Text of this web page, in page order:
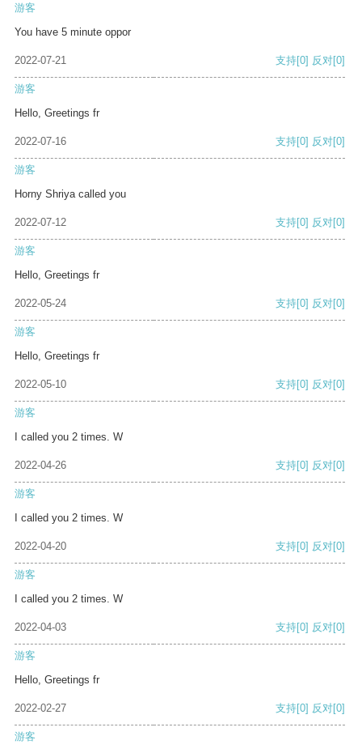
游客
You have 5 minute oppor
2022-07-21 支持[0] 反对[0]
游客
Hello, Greetings fr
2022-07-16 支持[0] 反对[0]
游客
Horny Shriya called you
2022-07-12 支持[0] 反对[0]
游客
Hello, Greetings fr
2022-05-24 支持[0] 反对[0]
游客
Hello, Greetings fr
2022-05-10 支持[0] 反对[0]
游客
I called you 2 times. W
2022-04-26 支持[0] 反对[0]
游客
I called you 2 times. W
2022-04-20 支持[0] 反对[0]
游客
I called you 2 times. W
2022-04-03 支持[0] 反对[0]
游客
Hello, Greetings fr
2022-02-27 支持[0] 反对[0]
游客